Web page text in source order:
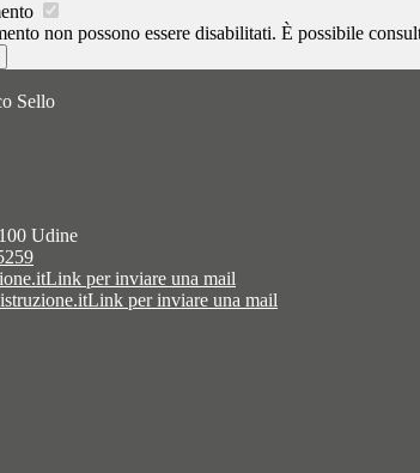
non possono essere disabilitati. È possibile
Sello
Udine
Link per inviare una mail
Link per inviare una mail